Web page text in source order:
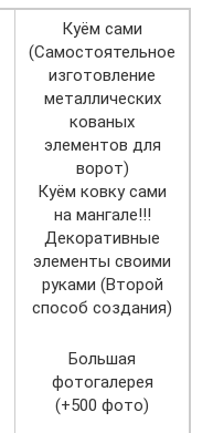
Куём сами
(Самостоятельное
изготовление
металлических
кованых
элементов для
ворот)
Куём ковку сами
на мангале!!!
Декоративные
элементы своими
руками (Второй
способ создания)
Большая
фотогалерея
(+500 фото)